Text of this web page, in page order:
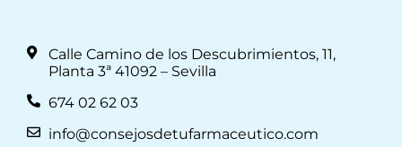
Calle Camino de los Descubrimientos, 11,
Planta 3ª 41092 – Sevilla
674 02 62 03
info@consejosdetufarmaceutico.com